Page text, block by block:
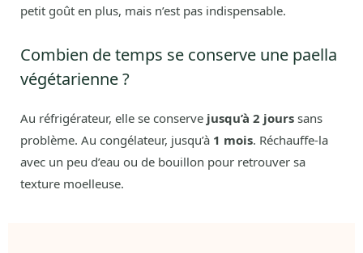
petit goût en plus, mais n’est pas indispensable.
Combien de temps se conserve une paella
végétarienne ?
Au réfrigérateur, elle se conserve jusqu’à 2 jours sans
problème. Au congélateur, jusqu’à 1 mois. Réchauffe-la
avec un peu d’eau ou de bouillon pour retrouver sa
texture moelleuse.